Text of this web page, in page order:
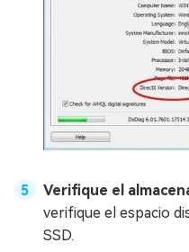
Verifique el
verifique el espacio
SSD.